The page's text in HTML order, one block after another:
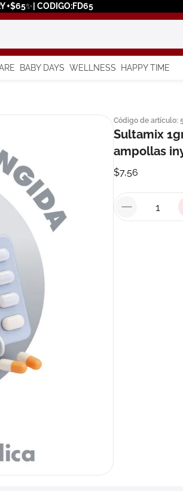
+$65✨| CODIGO:FD65
BABY DAYS WELLNESS HAPPY TIME
Código de artículo:
Sultamix
ampollas
$7,56